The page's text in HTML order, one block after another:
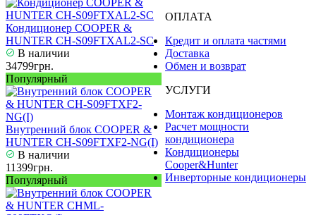
Кондиционер COOPER &
HUNTER CH-S09FTXAL2-SC
В наличии
34799грн.
Популярный
Внутренний блок COOPER &
HUNTER CH-S09FTXF2-NG(I)
В наличии
11399грн.
Популярный
ОПЛАТА
Кредит и оплата частями
Доставка
Обмен и возврат
УСЛУГИ
Монтаж кондиционеров
Расчет мощности
кондиционера
Кондиционеры
Cooper&Hunter
Инверторные кондиционеры